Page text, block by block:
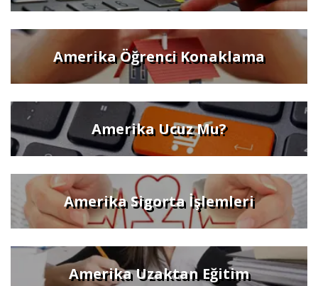
Amerika Öğrenci Konaklama
Amerika Ucuz Mu?
Amerika Sigorta İşlemleri
Amerika Uzaktan Eğitim